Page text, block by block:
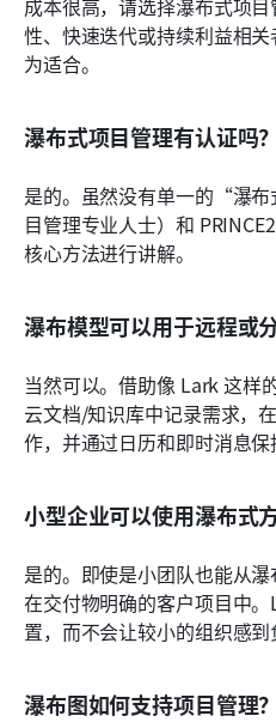
成本很高，请选择瀑布式项
性、快速迭代或持续利益相
为适合。
瀑布式项目管理有认证吗？
是的。虽然没有单一的“瀑
目管理专业人士）和
核心方法进行讲解。
瀑布模型可以用于远程或
当然可以。借助像 Lark 这样
云文档/知识库中记录需求，
作，并通过日历和即时消息保
小型企业可以使用瀑布式
是的。即使是小团队也能从
在交付物明确的客户项目中
置，而不会让较小的组织感到
瀑布图如何支持项目管理？